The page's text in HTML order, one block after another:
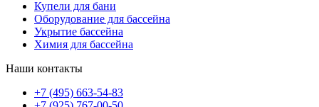
Купели для бани
Оборудование для бассейна
Укрытие бассейна
Химия для бассейна
Наши контакты
+7 (495) 663-54-83